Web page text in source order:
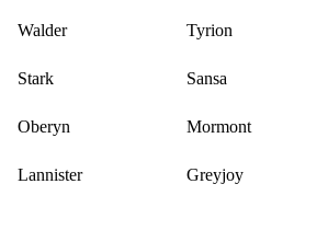
Walder Tyrion
Stark Sansa
Oberyn Mormont
Lannister Greyjoy